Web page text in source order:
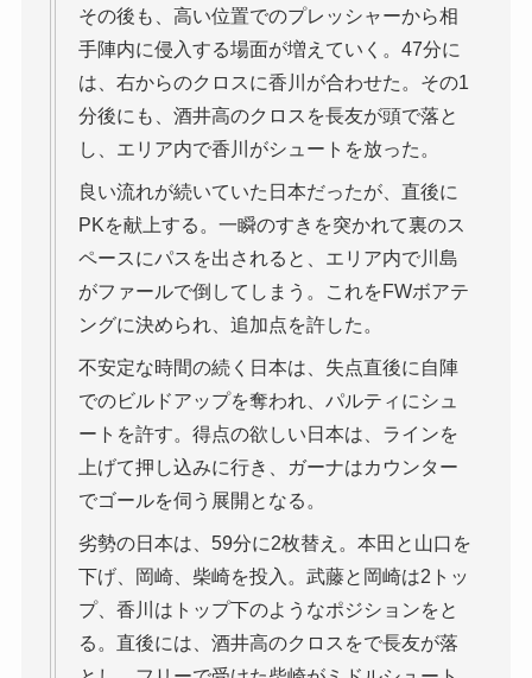
その後も、高い位置でのプレッシャーから相
手陣内に侵入する場面が増えていく。47分に
は、右からのクロスに香川が合わせた。その1
分後にも、酒井高のクロスを長友が頭で落と
し、エリア内で香川がシュートを放った。
良い流れが続いていた日本だったが、直後に
PKを献上する。一瞬のすきを突かれて裏のス
ペースにパスを出されると、エリア内で川島
がファールで倒してしまう。これをFWボアテ
ングに決められ、追加点を許した。
不安定な時間の続く日本は、失点直後に自陣
でのビルドアップを奪われ、パルティにシュ
ートを許す。得点の欲しい日本は、ラインを
上げて押し込みに行き、ガーナはカウンター
でゴールを伺う展開となる。
劣勢の日本は、59分に2枚替え。本田と山口を
下げ、岡崎、柴崎を投入。武藤と岡崎は2トッ
プ、香川はトップ下のようなポジションをと
る。直後には、酒井高のクロスをで長友が落